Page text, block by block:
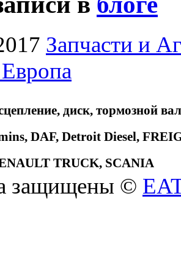
Запчасти и
диск, тормозной
DAF, Detroit Diesel,
TRUCK, SCANIA
защищены ©